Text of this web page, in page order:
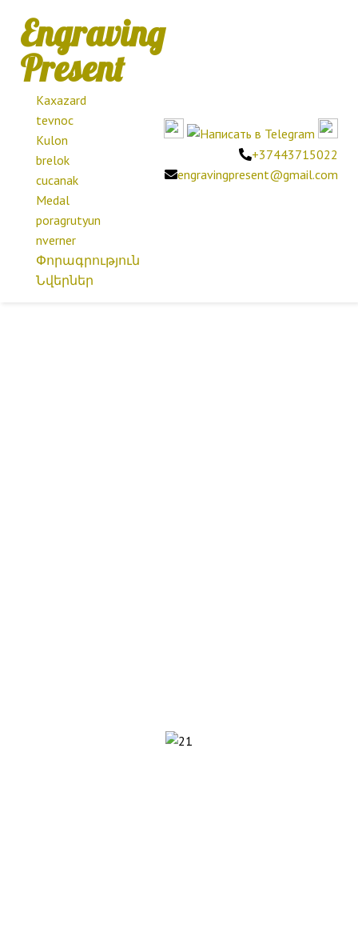
Engraving
Present
Kaxazard
tevnoc
Kulon
brelok
cucanak
Medal
poragrutyun
nverner
Փորագրություն
Նվերներ
+37443715022
engravingpresent@gmail.com